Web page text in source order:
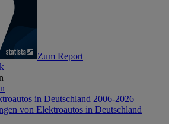
Zum Report
in Deutschland 2006-2026
von Elektroautos in Deutschland